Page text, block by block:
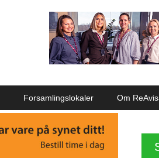
Forsamlingslokaler Om